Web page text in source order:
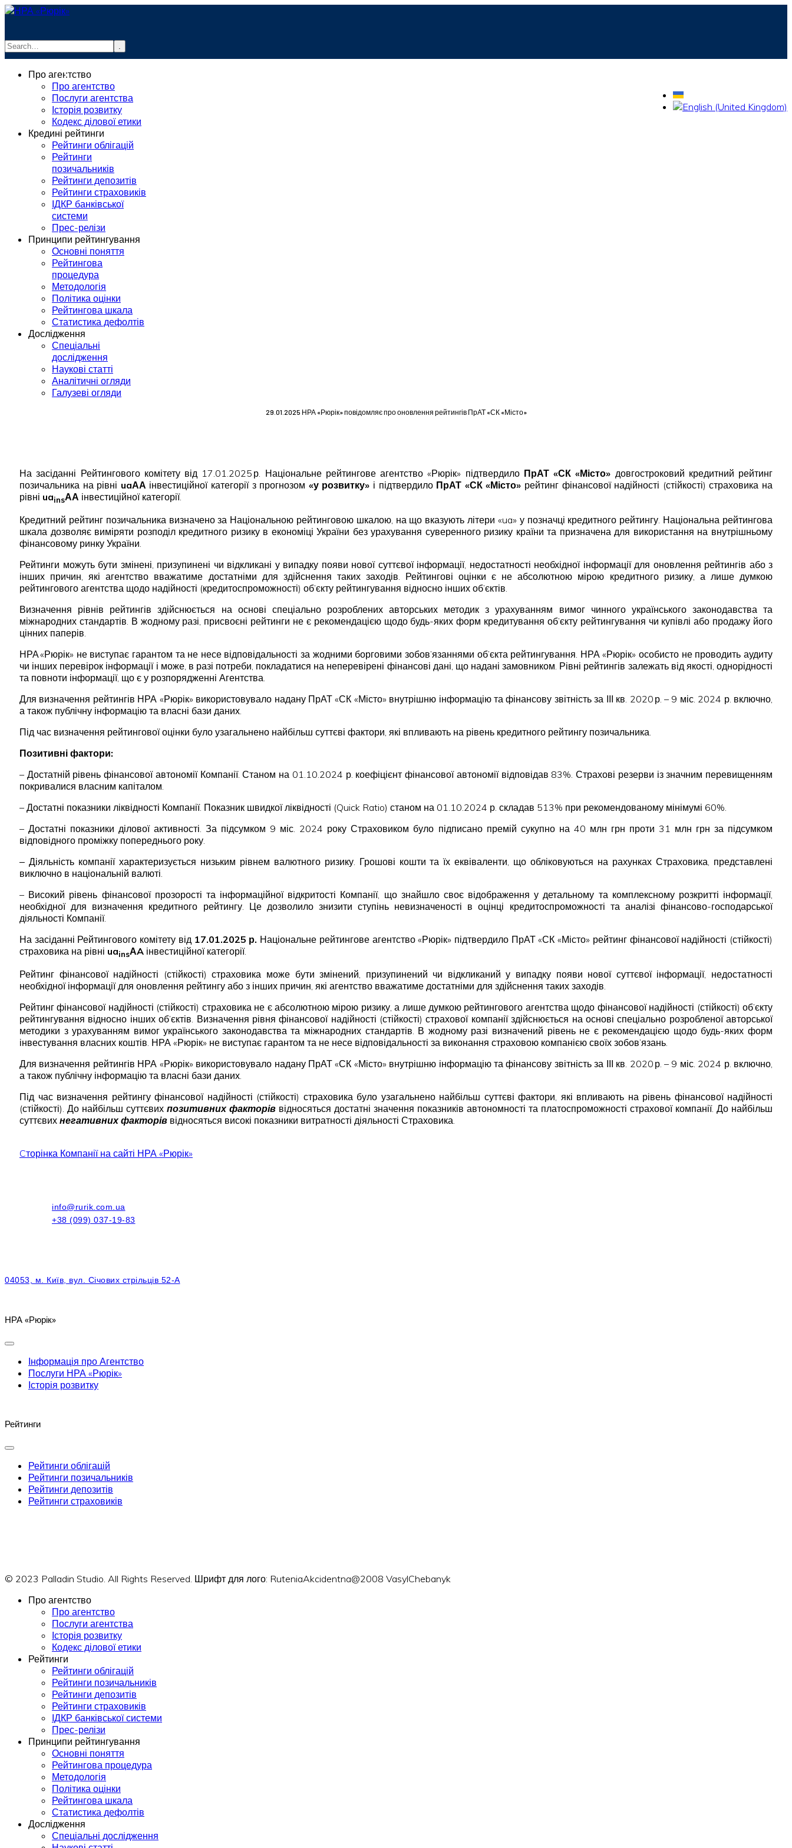
.
info@rurik.com.ua
Про агентство
Про агентство
Послуги агентства
Історія розвитку
Кодекс ділової етики
Кредині рейтинги
Рейтинги облігацій
Рейтинги
позичальників
Рейтинги депозитів
Рейтинги страховиків
ІДКР банківської
системи
Прес-релізи
Принципи рейтингування
Основні поняття
Рейтингова
процедура
Методологія
Політика оцінки
Рейтингова шкала
Статистика дефолтів
Дослідження
Спеціальні
дослідження
Наукові статті
Аналітичні огляди
Галузеві огляди
29.01.2025 НРА «Рюрік» повідомляє про оновлення рейтингів ПрАТ «СК «Місто»
На засіданні Рейтингового комітету від 17.01.2025 р. Національне рейтингове агентство «Рюрік» підтвердило ПрАТ «СК «Місто» довгостроковий кредитний рейтинг
позичальника на рівні uaАА інвестиційної категорії з прогнозом «у розвитку» і підтвердило ПрАТ «СК «Місто» рейтинг фінансової надійності (стійкості) страховика на
рівні uainsАА інвестиційної категорії.
Кредитний рейтинг позичальника визначено за Національною рейтинговою шкалою, на що вказують літери «ua» у позначці кредитного рейтингу. Національна рейтингова
шкала дозволяє виміряти розподіл кредитного ризику в економіці України без урахування суверенного ризику країни та призначена для використання на внутрішньому
фінансовому ринку України.
Рейтинги можуть бути змінені, призупинені чи відкликані у випадку появи нової суттєвої інформації, недостатності необхідної інформації для оновлення рейтингів або з
інших причин, які агентство вважатиме достатніми для здійснення таких заходів. Рейтингові оцінки є не абсолютною мірою кредитного ризику, а лише думкою
рейтингового агентства щодо надійності (кредитоспроможності) об’єкту рейтингування відносно інших об’єктів.
Визначення рівнів рейтингів здійснюється на основі спеціально розроблених авторських методик з урахуванням вимог чинного українського законодавства та
міжнародних стандартів. В жодному разі, присвоєні рейтинги не є рекомендацією щодо будь-яких форм кредитування об’єкту рейтингування чи купівлі або продажу його
цінних паперів.
НРА «Рюрік» не виступає гарантом та не несе відповідальності за жодними борговими зобов’язаннями об’єкта рейтингування. НРА «Рюрік» особисто не проводить аудиту
чи інших перевірок інформації і може, в разі потреби, покладатися на неперевірені фінансові дані, що надані замовником. Рівні рейтингів залежать від якості, однорідності
та повноти інформації, що є у розпорядженні Агентства.
Для визначення рейтингів НРА «Рюрік» використовувало надану ПрАТ «СК «Місто» внутрішню інформацію та фінансову звітність за ІІІ кв. 2020 р. – 9 міс. 2024 р. включно,
а також публічну інформацію та власні бази даних.
Під час визначення рейтингової оцінки було узагальнено найбільш суттєві фактори, які впливають на рівень кредитного рейтингу позичальника.
Позитивні фактори:
– Достатній рівень фінансової автономії Компанії. Станом на 01.10.2024 р. коефіцієнт фінансової автономії відповідав 83%. Страхові резерви із значним перевищенням
покривалися власним капіталом.
– Достатні показники ліквідності Компанії. Показник швидкої ліквідності (Quick Ratio) станом на 01.10.2024 р. складав 513% при рекомендованому мінімумі 60%.
– Достатні показники ділової активності. За підсумком 9 міс. 2024 року Страховиком було підписано премій сукупно на 40 млн грн проти 31 млн грн за підсумком
відповідного проміжку попереднього року.
‒ Діяльність компанії характеризується низьким рівнем валютного ризику. Грошові кошти та їх еквіваленти, що обліковуються на рахунках Страховика, представлені
виключно в національній валюті.
– Високий рівень фінансової прозорості та інформаційної відкритості Компанії, що знайшло своє відображення у детальному та комплексному розкритті інформації,
необхідної для визначення кредитного рейтингу. Це дозволило знизити ступінь невизначеності в оцінці кредитоспроможності та аналізі фінансово-господарської
діяльності Компанії.
На засіданні Рейтингового комітету від 17.01.2025 р. Національне рейтингове агентство «Рюрік» підтвердило ПрАТ «СК «Місто» рейтинг фінансової надійності (стійкості)
страховика на рівні uainsАA інвестиційної категорії.
Рейтинг фінансової надійності (стійкості) страховика може бути змінений, призупинений чи відкликаний у випадку появи нової суттєвої інформації, недостатності
необхідної інформації для оновлення рейтингу або з інших причин, які агентство вважатиме достатніми для здійснення таких заходів.
Рейтинг фінансової надійності (стійкості) страховика не є абсолютною мірою ризику, а лише думкою рейтингового агентства щодо фінансової надійності (стійкості) об’єкту
рейтингування відносно інших об’єктів. Визначення рівня фінансової надійності (стійкості) страхової компанії здійснюється на основі спеціально розробленої авторської
методики з урахуванням вимог українського законодавства та міжнародних стандартів. В жодному разі визначений рівень не є рекомендацією щодо будь-яких форм
інвестування власних коштів. НРА «Рюрік» не виступає гарантом та не несе відповідальності за виконання страховою компанією своїх зобов’язань.
Для визначення рейтингів НРА «Рюрік» використовувало надану ПрАТ «СК «Місто» внутрішню інформацію та фінансову звітність за ІІІ кв. 2020 р. – 9 міс. 2024 р. включно,
а також публічну інформацію та власні бази даних.
Під час визначення рейтингу фінансової надійності (стійкості) страховика було узагальнено найбільш суттєві фактори, які впливають на рівень фінансової надійності
(стійкості). До найбільш суттєвих позитивних факторів відносяться достатні значення показників автономності та платоспроможності страхової компанії. До найбільш
суттєвих негативних факторів відносяться високі показники витратності діяльності Страховика.
Cторінка Компанії на сайті НРА «Рюрік»
info@rurik.com.ua
+38 (099) 037-19-83
04053, м. Київ, вул. Січових стрільців 52-А
НРА «Рюрік»
Інформація про Агентство
Послуги НРА «Рюрік»
Історія розвитку
Рейтинги
Рейтинги облігацій
Рейтинги позичальників
Рейтинги депозитів
Рейтинги страховиків
© 2023 Palladin Studio. All Rights Reserved. Шрифт для лого: RuteniaAkcidentna@2008 VasylChebanyk
Про агентство
Про агентство
Послуги агентства
Історія розвитку
Кодекс ділової етики
Рейтинги
Рейтинги облігацій
Рейтинги позичальників
Рейтинги депозитів
Рейтинги страховиків
ІДКР банківської системи
Прес-релізи
Принципи рейтингування
Основні поняття
Рейтингова процедура
Методологія
Політика оцінки
Рейтингова шкала
Статистика дефолтів
Дослідження
Спеціальні дослідження